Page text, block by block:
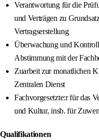
Verantwortung für die
und Verträgen zu
Vertragserstellung
Überwachung und
Abstimmung mit der
Zuarbeit zur monatlichen
Zentralen Dienst
Fachvorgesetzte:r für das
und Kultur, insb. für
Qualifikationen